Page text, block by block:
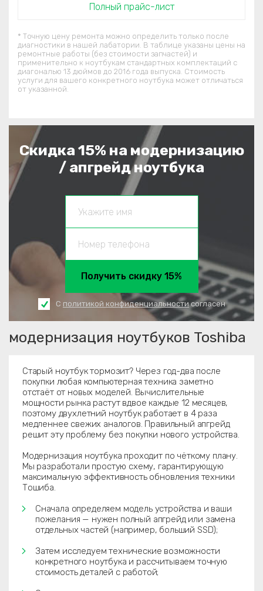
Полный прайс-лист
* Точную цену ремонта можно определить только после
диагностики в нашей лабатории. В таблице указаны цены на
ремонтные работы (без стоимости запчастей) и
применительно к ноутбукам стандартных комплектаций c
диагональю 13 дюймов до 2016 года выпуска. Стоимость
услуги для вашего конкретного ноутбука может отличаться
от указанной.
Скидка 15% на модернизацию
/ апгрейд ноутбука
Получить скидку 15%
С политикой конфиденциальностисогласен
модернизация ноутбуков Toshiba
Старый ноутбук тормозит? Через год-два после
покупки любая компьютерная техника заметно
отстаёт от новых моделей. Вычислительные
мощности рынка растут вдвое каждые 12 месяцев,
поэтому двухлетний ноутбук работает в 4 раза
медленнее свежих аналогов. Правильный апгрейд
решит эту проблему без покупки нового устройства.
Модернизация ноутбука проходит по чёткому плану.
Мы разработали простую схему, гарантирующую
максимальную эффективность обновления техники
Тошиба.
Сначала определяем модель устройства и ваши
пожелания — нужен полный апгрейд или замена
отдельных частей (например, больший SSD);
Затем исследуем технические возможности
конкретного ноутбука и рассчитываем точную
стоимость деталей с работой;